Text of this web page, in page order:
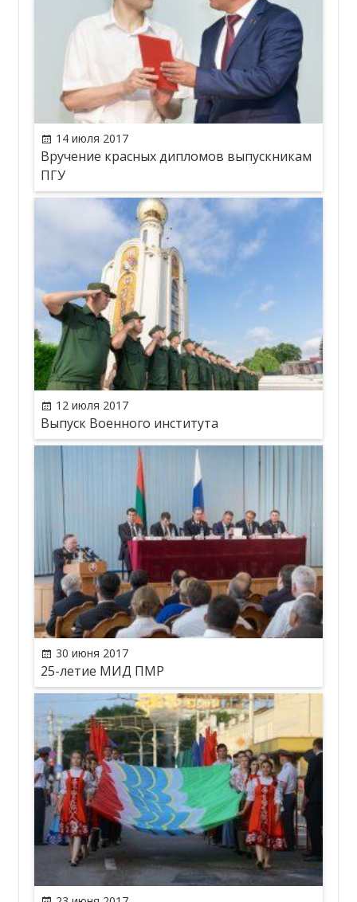
14 июля 2017
Вручение красных дипломов выпускникам
ПГУ
12 июля 2017
Выпуск Военного института
30 июня 2017
25-летие МИД ПМР